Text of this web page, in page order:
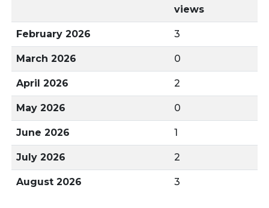
views
February 2026 3
March 2026 0
April 2026 2
May 2026 0
June 2026 1
July 2026 2
August 2026 3